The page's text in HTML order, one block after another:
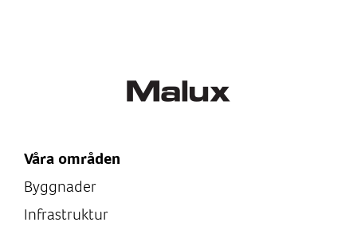
Våra områden
Byggnader
Infrastruktur